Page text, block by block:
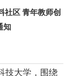
社区 青年教师创
知
技大学，围绕